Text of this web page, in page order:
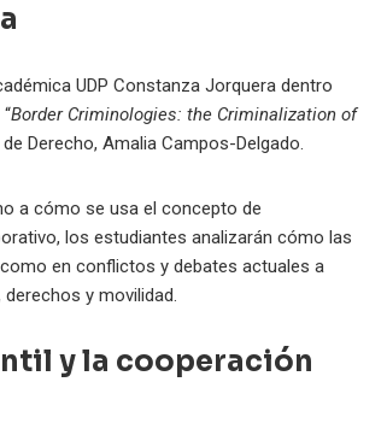
UDP Constanza Jorquera dentro
Border Criminologies: the Criminalization of
Derecho, Amalia Campos-Delgado.
a cómo se usa el concepto de
los estudiantes analizarán cómo las
en conflictos y debates actuales a
y movilidad.
y la cooperación